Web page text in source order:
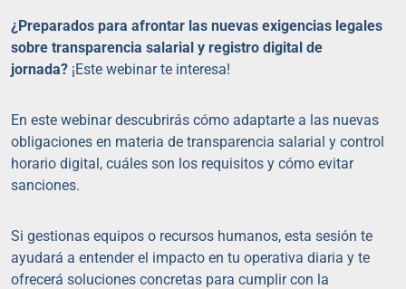
¿Preparados para afrontar las nuevas exigencias legales
sobre transparencia salarial y registro digital de
jornada? ¡Este webinar te interesa!
En este webinar descubrirás cómo adaptarte a las nuevas
obligaciones en materia de transparencia salarial y control
horario digital, cuáles son los requisitos y cómo evitar
sanciones.
Si gestionas equipos o recursos humanos, esta sesión te
ayudará a entender el impacto en tu operativa diaria y te
ofrecerá soluciones concretas para cumplir con la